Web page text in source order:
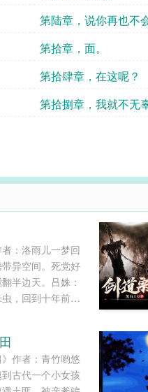
第陆章，说你再也不
第拾章，面。
第拾肆章，在这呢？
第拾捌章，我就不无
者：洛雨儿一梦回
异空间。死党好
半边天。吕姝：
，回到十年前最
！温婷：我会让
上，后悔招惹了不
经瞧不起我的，
》作者：青竹哟悠
古代一个小女孩